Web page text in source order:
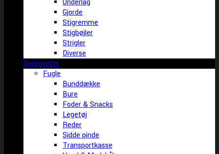
Underlag
Gjorde
Stigremme
Stigbøjler
Strigler
Diverse
Dyrecenter
Fugle
Bunddække
Bure
Foder & Snacks
Legetøj
Reder
Sidde pinde
Transportkasse